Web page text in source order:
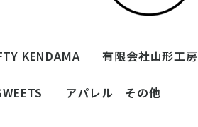
KENDAMA 有限会社山形工房
アパレル その他